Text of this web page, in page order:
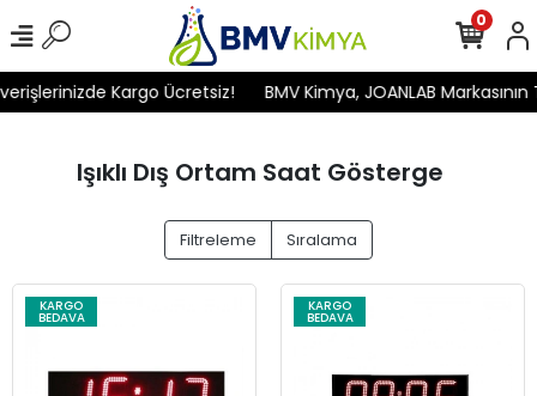
Kargo Ücretsiz! BMV Kimya, JOANLAB
0
Işıklı Dış Ortam Saat Gösterge
Filtreleme Sıralama
KARGO
BEDAVA
KARGO
BEDAVA